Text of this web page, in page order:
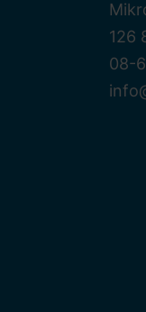
126
08-